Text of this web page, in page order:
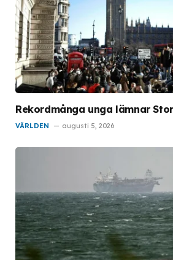
Rekordmånga unga lämnar
VÄRLDEN augusti 5, 2026